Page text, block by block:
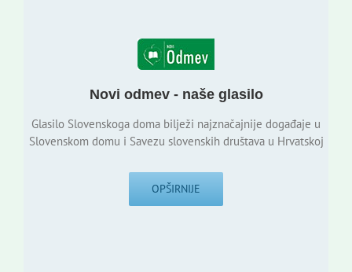
Novi odmev - naše glasilo
Glasilo Slovenskoga doma bilježi najznačajnije događaje u
Slovenskom domu i Savezu slovenskih društava u Hrvatskoj
OPŠIRNIJE